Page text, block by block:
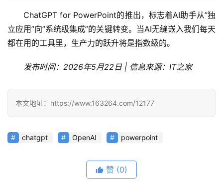
行
业
程
ChatGPT for PowerPoint的推出，标志着AI助手从”独
立应用”向”系统级集成”的关键转变。当AI无缝嵌入我们每天
都在用的工具里，生产力的跃升将是指数级的。
发布时间：2026年5月22日 | 信息来源：IT之家
本文地址：https://www.163264.com/12177
chatgpt OpenAI powerpoint
赞 (0)